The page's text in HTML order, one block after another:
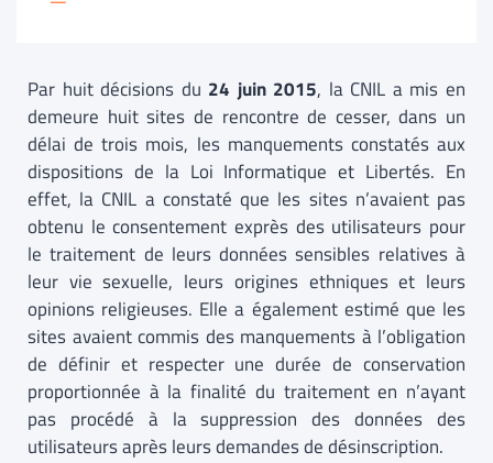
Par huit décisions du 24 juin 2015, la CNIL a mis en
demeure huit sites de rencontre de cesser, dans un
délai de trois mois, les manquements constatés aux
dispositions de la Loi Informatique et Libertés. En
effet, la CNIL a constaté que les sites n’avaient pas
obtenu le consentement exprès des utilisateurs pour
le traitement de leurs données sensibles relatives à
leur vie sexuelle, leurs origines ethniques et leurs
opinions religieuses. Elle a également estimé que les
sites avaient commis des manquements à l’obligation
de définir et respecter une durée de conservation
proportionnée à la finalité du traitement en n’ayant
pas procédé à la suppression des données des
utilisateurs après leurs demandes de désinscription.